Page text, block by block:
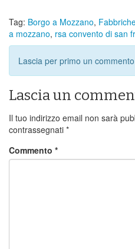
Tag: Borgo a Mozzano,
a mozzano, rsa convento di san
Lascia per primo un commento
Lascia un
Il tuo indirizzo email non sarà
contrassegnati *
Commento *